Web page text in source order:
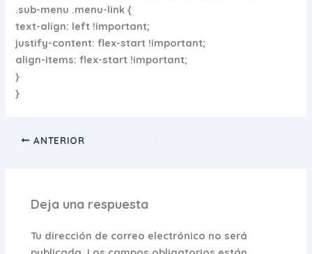
.sub-menu .menu-link {
text-align: left !important;
justify-content: flex-start !important;
align-items: flex-start !important;
}
}
ANTERIOR
Deja una respuesta
Tu dirección de correo electrónico no será